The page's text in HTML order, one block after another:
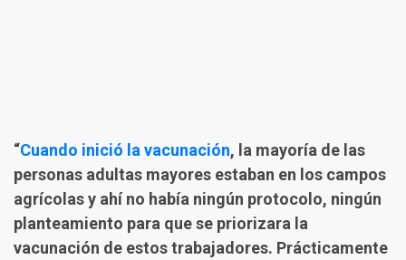
“Cuando inició la vacunación, la mayoría de las
personas adultas mayores estaban en los campos
agrícolas y ahí no había ningún protocolo, ningún
planteamiento para que se priorizara la
vacunación de estos trabajadores. Prácticamente